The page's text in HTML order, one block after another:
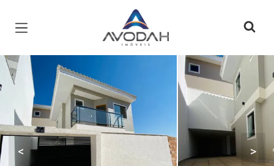
Página inicial
< >